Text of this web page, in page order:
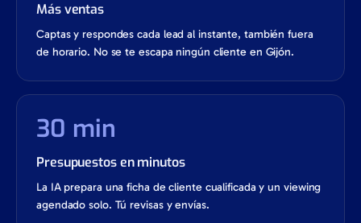
Más ventas
Captas y respondes cada lead al instante, también fuera
de horario. No se te escapa ningún cliente en Gijón.
30 min
Presupuestos en minutos
La IA prepara una ficha de cliente cualificada y un viewing
agendado solo. Tú revisas y envías.